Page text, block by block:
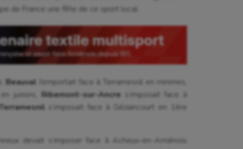
de France une fête de ce sport local.
Beauval
l’emportait face à Terramesnil en minimes,
juniors, Ribemont-sur-Ancre s’imposait face à
Terramesnil s’imposait face à Gézaincourt en 1ère
devait s’imposer face à Acheux-en-Amiénois